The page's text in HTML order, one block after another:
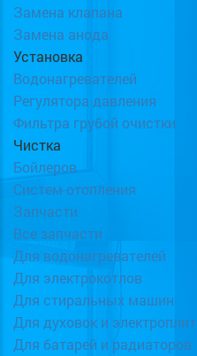
Замена клапана
Замена анода
Установка
Водонагревателей
Регулятора давления
Фильтра грубой очистки
Чистка
Бойлеров
Систем отопления
Запчасти
Все запчасти
Для водонагревателей
Для электрокотлов
Для стиральных машин
Для духовок и электроплит
Для батарей и радиаторов